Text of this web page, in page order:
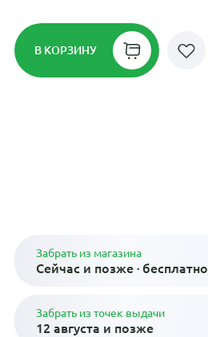
В КОРЗИНУ
Забрать из магазина
Сейчас и позже · бесплатно
Забрать из точек выдачи
12 августа и позже